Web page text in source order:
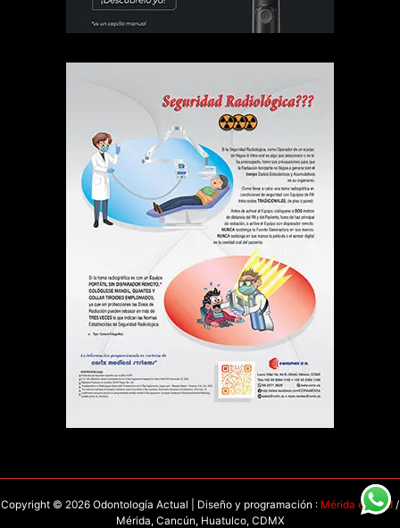
Copyright © 2026 Odontología Actual | Diseño y programación : Mérida en Red /
Mérida, Cancún, Huatulco, CDMX